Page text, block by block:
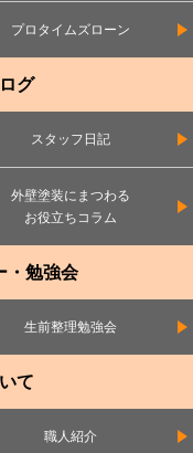
プロタイムズローン
グ
スタッフ日記
外壁塗装にまつわる
お役立ちコラム
・勉強会
生前整理勉強会
て
職人紹介